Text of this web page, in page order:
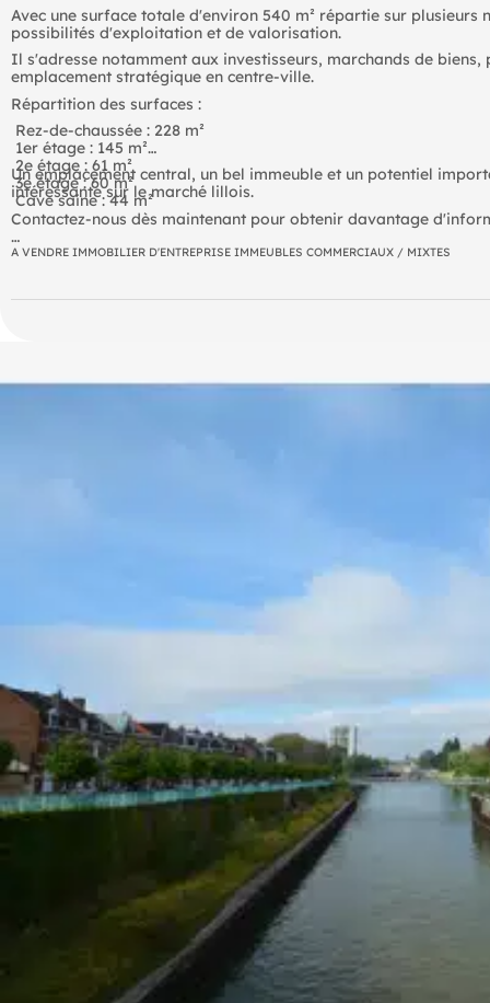
Avec une surface totale d'environ 540 m² répartie sur
possibilités d'exploitation et de valorisation.
Il s'adresse notamment aux investisseurs, marchands de
emplacement stratégique en centre-ville.
Répartition des surfaces :
 Rez-de-chaussée : 228 m²
 1er étage : 145 m²
 2e étage : 61 m²
 3e étage : 60 m²
 Cave saine : 44 m²
Un emplacement central, un bel immeuble et un potentiel
intéressante sur le marché lillois.
Contactez-nous dès maintenant pour obtenir davantage
Une opportunité rare à Lille Centre à ne pas manquer !
- Prix de vente : 1309250 € TTC F.A.I
A VENDRE IMMOBILIER D'ENTREPRISE IMMEUBLES COMMERCIAUX / MIXTES